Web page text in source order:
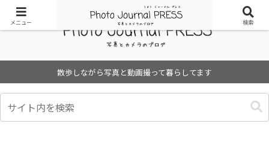
散歩しながら写真と動画撮って暮らしてます
メニュー 検索